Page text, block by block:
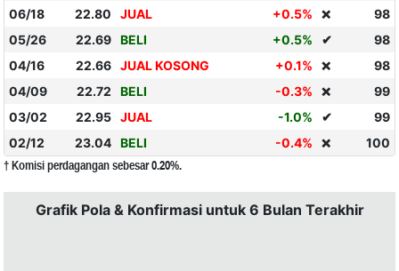
06/18
22.80 JUAL +0.5% ❌
98
05/26
22.69 BELI +0.5% ✔
98
04/16
22.66 JUAL KOSONG +0.1% ❌
98
04/09
22.72 BELI -0.3% ❌
99
03/02
22.95 JUAL -1.0% ✔
99
02/12
23.04 BELI -0.4% ❌ 100
† Komisi perdagangan sebesar 0.20%.
Grafik Pola & Konfirmasi untuk 6 Bulan Terakhir